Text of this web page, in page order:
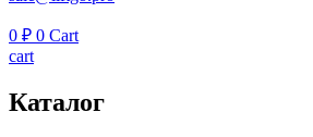
0 ₽ 0 Cart
cart
Каталог